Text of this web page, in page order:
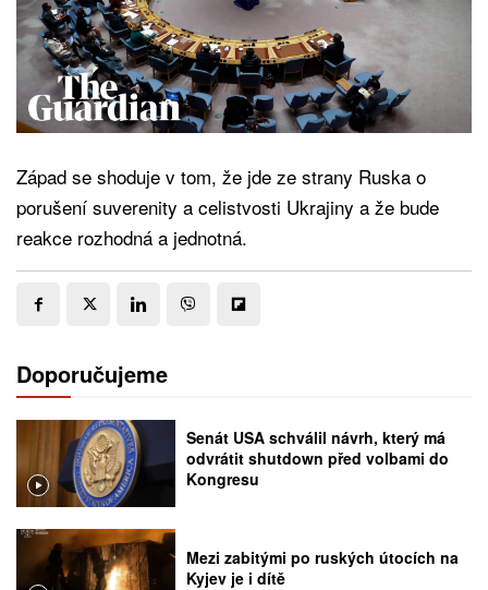
Západ se shoduje v tom, že jde ze strany Ruska o
porušení suverenity a celistvosti Ukrajiny a že bude
reakce rozhodná a jednotná.
Doporučujeme
Senát USA schválil návrh, který má
odvrátit shutdown před volbami do
Kongresu
Mezi zabitými po ruských útocích na
Kyjev je i dítě